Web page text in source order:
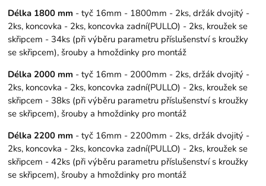
Délka 1800 mm - tyč 16mm - 1800mm - 2ks, držák dvojitý -
2ks, koncovka - 2ks, koncovka zadní(PULLO) - 2ks, kroužek se
skřipcem - 34ks (při výběru parametru příslušenství s kroužky
se skřipcem), šrouby a hmoždinky pro montáž
Délka 2000 mm - tyč 16mm - 2000mm - 2ks, držák dvojitý -
2ks, koncovka - 2ks, koncovka zadní(PULLO) - 2ks, kroužek se
skřipcem - 38ks (při výběru parametru příslušenství s kroužky
se skřipcem), šrouby a hmoždinky pro montáž
Délka 2200 mm - tyč 16mm - 2200mm - 2ks, držák dvojitý -
2ks, koncovka - 2ks, koncovka zadní(PULLO) - 2ks, kroužek se
skřipcem - 42ks (při výběru parametru příslušenství s kroužky
se skřipcem), šrouby a hmoždinky pro montáž